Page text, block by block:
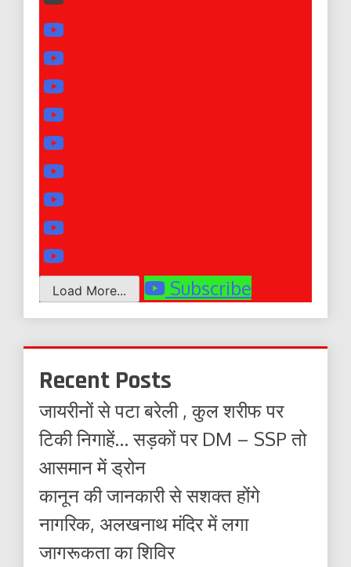
Load More... Subscribe
Recent Posts
जायरीनों से पटा बरेली , कुल शरीफ पर
टिकी निगाहें… सड़कों पर DM – SSP तो
आसमान में ड्रोन
कानून की जानकारी से सशक्त होंगे
नागरिक, अलखनाथ मंदिर में लगा
जागरूकता का शिविर